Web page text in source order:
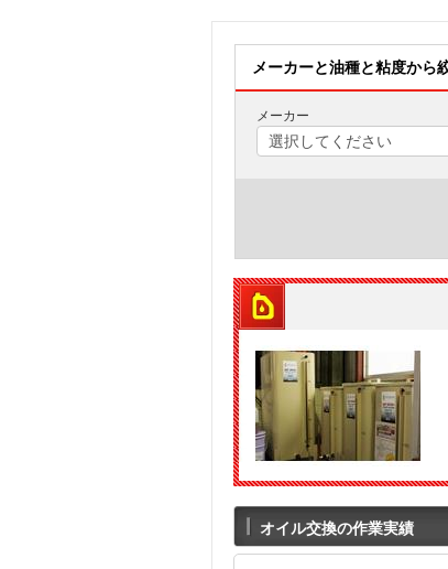
メーカーと油種と粘度から
メーカー
オイル交換の作業実績